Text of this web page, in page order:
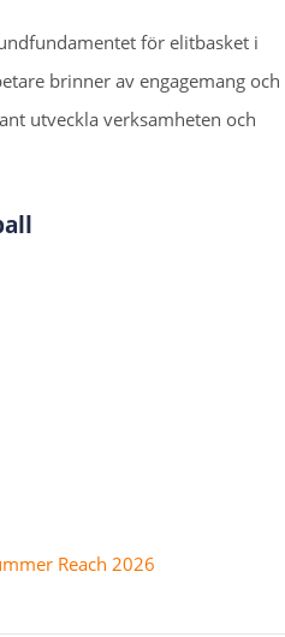
för elitbasket i
brinner av engagemang och
utveckla verksamheten och
Reach 2026